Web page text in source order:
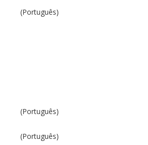
(Português)
(Português)
(Português)